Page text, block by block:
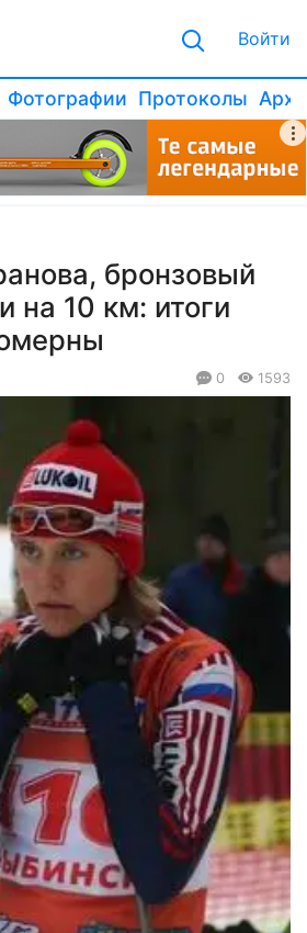
Войти
Фотографии Протоколы
бронзовый
на 10 км: итоги
0 1593